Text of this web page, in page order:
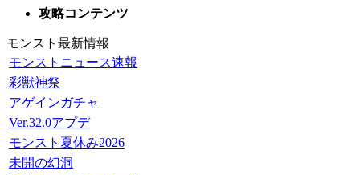
攻略コンテンツ
モンスト最新情報
モンストニュース速報
彩獣神祭
アゲインガチャ
Ver.32.0アプデ
モンスト夏休み2026
未開の幻洞